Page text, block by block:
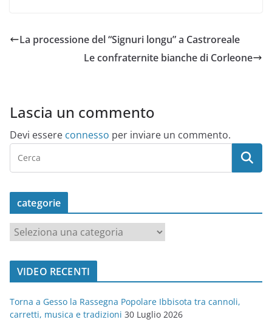
La processione del “Signuri longu” a Castroreale
Le confraternite bianche di Corleone
Lascia un commento
Devi essere connesso per inviare un commento.
categorie
a
t
o
r
VIDEO RECENTI
Torna a Gesso la Rassegna Popolare Ibbisota tra cannoli,
carretti, musica e tradizioni 30 Luglio 2026